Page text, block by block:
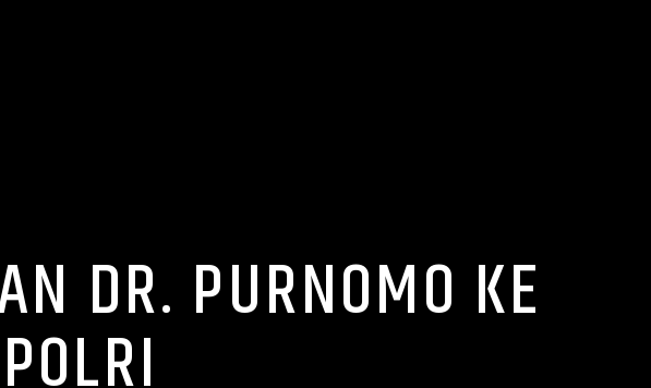
DR. PURNOMO KE